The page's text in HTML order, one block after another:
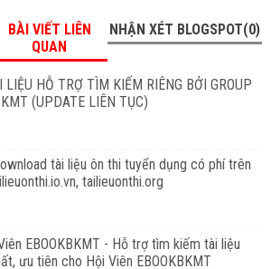
BÀI VIẾT LIÊN
QUAN
NHẬN XÉT BLOGSPOT(0)
LIỆU HỖ TRỢ TÌM KIẾM RIÊNG BỞI GROUP
(UPDATE LIÊN TỤC)
tài liệu ôn thi tuyển dụng có phí trên
tailieuonthi.org
EBOOKBKMT - Hỗ trợ tìm kiếm tài liệu
ưu tiên cho Hội Viên EBOOKBKMT